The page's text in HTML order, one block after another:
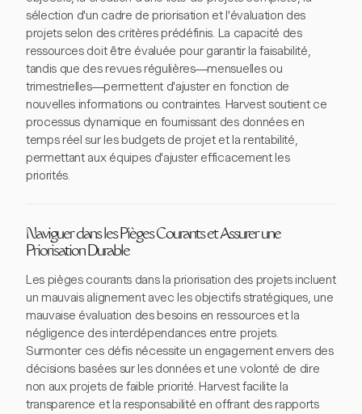
sélection d'un cadre de priorisation et l'évaluation des
projets selon des critères prédéfinis. La capacité des
ressources doit être évaluée pour garantir la faisabilité,
tandis que des revues régulières—mensuelles ou
trimestrielles—permettent d'ajuster en fonction de
nouvelles informations ou contraintes. Harvest soutient ce
processus dynamique en fournissant des données en
temps réel sur les budgets de projet et la rentabilité,
permettant aux équipes d'ajuster efficacement les
priorités.
Naviguer dans les Pièges Courants et Assurer une
Priorisation Durable
Les pièges courants dans la priorisation des projets incluent
un mauvais alignement avec les objectifs stratégiques, une
mauvaise évaluation des besoins en ressources et la
négligence des interdépendances entre projets.
Surmonter ces défis nécessite un engagement envers des
décisions basées sur les données et une volonté de dire
non aux projets de faible priorité. Harvest facilite la
transparence et la responsabilité en offrant des rapports